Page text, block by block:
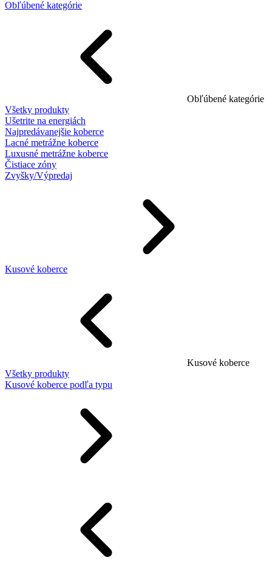
Obľúbené kategórie
Obľúbené kategórie
Všetky produkty
Ušetrite na energiách
Najpredávanejšie koberce
Lacné metrážne koberce
Luxusné metrážne koberce
Čistiace zóny
Zvyšky/Výpredaj
Kusové koberce
Kusové koberce
Všetky produkty
Kusové koberce podľa typu